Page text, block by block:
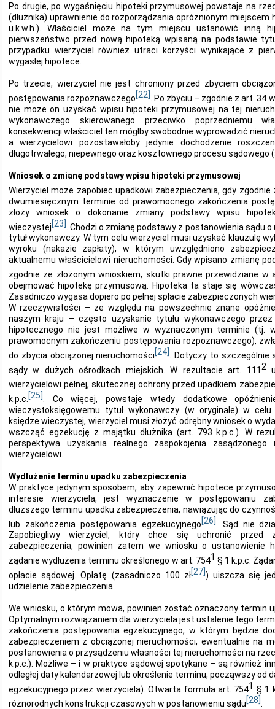
Po drugie, po wygaśnięciu hipoteki przymusowej powstaje na
(dłużnika) uprawnienie do rozporządzania opróżnionym
u.k.w.h.). Właściciel może na tym miejscu ustanowić inną
pierwszeństwo przed nową hipoteką wpisaną na podstawie
przypadku wierzyciel również utraci korzyści wynikające z
wygasłej hipotece.
Po trzecie, wierzyciel nie jest chroniony przed zbyciem
postępowania rozpoznawczego[22]
. Po zbyciu – zgodnie z art. 34
nie może on uzyskać wpisu hipoteki przymusowej na tej
wykonawczego skierowanego przeciwko poprzedniemu
konsekwencji właściciel ten mógłby swobodnie wyprowadzić
a wierzycielowi pozostawałoby jedynie dochodzenie
długotrwałego, niepewnego oraz kosztownego procesu sądowego
Wniosek o zmianę podstawy wpisu hipoteki przymusowej
Wierzyciel może zapobiec upadkowi zabezpieczenia, gdy zgodnie
dwumiesięcznym terminie od prawomocnego zakończenia
złoży wniosek o dokonanie zmiany podstawy wpisu
wieczystej[23] . Chodzi o zmianę podstawy z postanowienia sądu
tytuł wykonawczy. W tym celu wierzyciel musi uzyskać klauzulę
wyroku (nakazie zapłaty), w którym uwzględniono
aktualnemu właścicielowi nieruchomości. Gdy wpisano zmianę
zgodnie ze złożonym wnioskiem, skutki prawne przewidziane w
obejmować hipotekę przymusową. Hipoteka ta staje się
Zasadniczo wygasa dopiero po pełnej spłacie zabezpieczonych
W rzeczywistości – ze względu na powszechnie znane
naszym kraju – często uzyskanie tytułu wykonawczego przez
hipotecznego nie jest możliwe w wyznaczonym terminie (tj.
prawomocnym zakończeniu postępowania rozpoznawczego),
do zbycia obciążonej nieruchomości[24]
. Dotyczy to
sądy w dużych ośrodkach miejskich. W rezultacie art. 111 2
wierzycielowi pełnej, skutecznej ochrony przed upadkiem
k.p.c. [25]
. Co więcej, powstaje wtedy dodatkowe
wieczystoksięgowemu tytuł wykonawczy (w oryginale) w
księdze wieczystej, wierzyciel musi złożyć odrębny wniosek o
wszcząć egzekucję z majątku dłużnika (art. 793 k.p.c.). W
perspektywa uzyskania realnego zaspokojenia zasądzonego
wierzycielowi.
Wydłużenie terminu upadku zabezpieczenia
W praktyce jedynym sposobem, aby zapewnić hipotece
interesie wierzyciela, jest wyznaczenie w postępowaniu
dłuższego terminu upadku zabezpieczenia, nawiązując do
lub zakończenia postępowania egzekucyjnego[26]
. Sąd nie
Zapobiegliwy wierzyciel, który chce się uchronić przed
zabezpieczenia, powinien zatem we wniosku o ustanowienie
żądanie wydłużenia terminu określonego w art. 7541§ 1 k.p.c.
opłacie sądowej. Opłatę (zasadniczo 100 zł[27]) uiszcza się
udzielenie zabezpieczenia.
We wniosku, o którym mowa, powinien zostać oznaczony termin
Optymalnym rozwiązaniem dla wierzyciela jest ustalenie tego
zakończenia postępowania egzekucyjnego, w którym będzie
zabezpieczeniem z obciążonej nieruchomości, ewentualnie na
postanowienia o przysądzeniu własności tej nieruchomości na
k.p.c.). Możliwe – i w praktyce sądowej spotykane – są również
odległej daty kalendarzowej lub określenie terminu, począwszy od
egzekucyjnego przez wierzyciela). Otwarta formuła art. 7541 § 1
różnorodnych konstrukcji czasowych w postanowieniu sądu[28]